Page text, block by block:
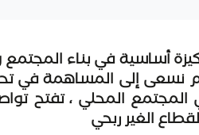
أساسية في بناء المجتمع
المجتمع المحلي ، تفتح
الغير ربحي